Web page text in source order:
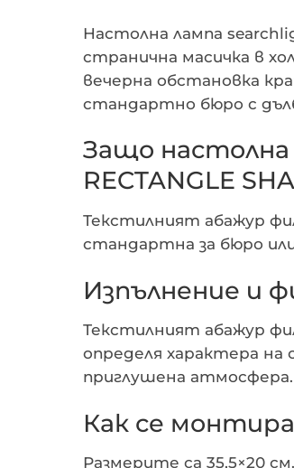
Настолна лампа
странична масичка в
вечерна обстановка
стандартно бюро с
Защо настолна
RECTANGLE
Текстилният абажур
стандартна за бюро
Изпълнение и
Текстилният абажур
определя характера
приглушена атмосфера.
Как се монтира
Размерите са 35,5×20